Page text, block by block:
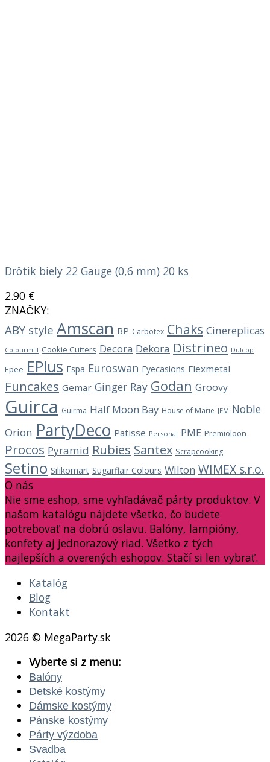
Drôtik biely 22 Gauge (0,6 mm) 20 ks
2.90 €
ZNAČKY:
ABY style Amscan BP Carbotex Chaks Cinereplicas
Colourmill Cookie Cutters Decora Dekora Distrineo Dulcop
Epee EPlus Espa Euroswan Eyecasions Flexmetal
Funcakes Gemar Ginger Ray Godan Groovy
Guirca Guirma Half Moon Bay House of Marie JEM Noble
Orion PartyDeco Patisse Personal PME Premioloon
Procos Pyramid Rubies Santex Scrapcooking
Setino Silikomart Sugarflair Colours Wilton WIMEX s.r.o.
O nás
Nie sme eshop, sme vyhľadávač párty produktov. V
našom katalógu nájdete všetko, čo budete
potrebovať na dobrú oslavu. Balóny, lampióny,
konfety aj jednorazový riad. Všetko z tých
najlepších a overených eshopov. Stačí si len vybrať.
Katalóg
Blog
Kontakt
2026 © MegaParty.sk
Vyberte si z menu:
Balóny
Detské kostýmy
Dámske kostýmy
Pánske kostýmy
Párty výzdoba
Svadba